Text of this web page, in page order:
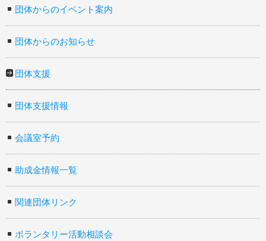
団体からのイベント案内
団体からのお知らせ
団体支援
団体支援情報
会議室予約
助成金情報一覧
関連団体リンク
ボランタリー活動相談会